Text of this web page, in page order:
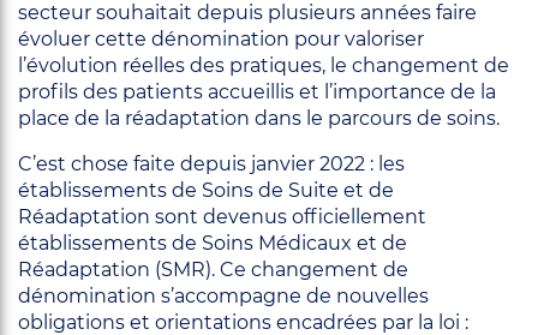
secteur souhaitait depuis plusieurs années faire
évoluer cette dénomination pour valoriser
l’évolution réelles des pratiques, le changement de
profils des patients accueillis et l’importance de la
place de la réadaptation dans le parcours de soins.
C’est chose faite depuis janvier 2022 : les
établissements de Soins de Suite et de
Réadaptation sont devenus officiellement
établissements de Soins Médicaux et de
Réadaptation (SMR). Ce changement de
dénomination s’accompagne de nouvelles
obligations et orientations encadrées par la loi :